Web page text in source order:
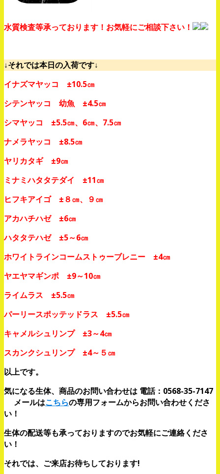
水質検査等承っております！お気軽にご相談下さい！
↓それでは本日の入荷です↓
イナズマヤッコ ±10.5㎝
シテンヤッコ 幼魚 ±4.5㎝
シマヤッコ ±5.5㎝、6㎝、7.5㎝
ナメラヤッコ ±8.5㎝
ヤリカタギ ±9㎝
ミナミハタタテダイ ±11㎝
ヒフキアイゴ ±８㎝、９㎝
アカハチハゼ ±6㎝
ハタタテハゼ ±5～6㎝
ホワイトラインコームストゥーブレニー ±4㎝
ヤエヤマギンポ ±9～10㎝
ライムラス ±5.5㎝
パーリースポッテッドラス ±5.5㎝
キャメルシュリンプ ±3～4㎝
スカンクシュリンプ ±4～５㎝
以上です。
気になる生体、商品のお問い合わせは 電話：0568-35-7147
メールはこちらの専用フォームからお問い合わせくださ
い！
生体の配送等も承っておりますのでお気軽にご連絡くださ
い！
それでは、ご来店お待ちしております!